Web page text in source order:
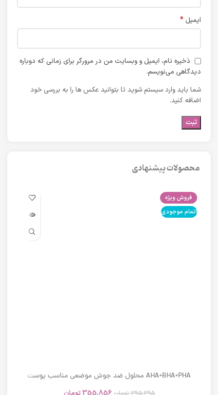
ایمیل *
ذخیره نام، ایمیل و وبسایت من در مرورگر برای زمانی که دوباره
دیدگاهی می‌نویسم.
شما باید وارد سیستم شوید تا بتوانید عکس ها را به بررسی خود
اضافه کنید.
محصولات پیشنهادی
فروش ویژه
اتمام موجودی
AHA+BHA+PHA محلول ضد جوش موضعی مناسب پوست